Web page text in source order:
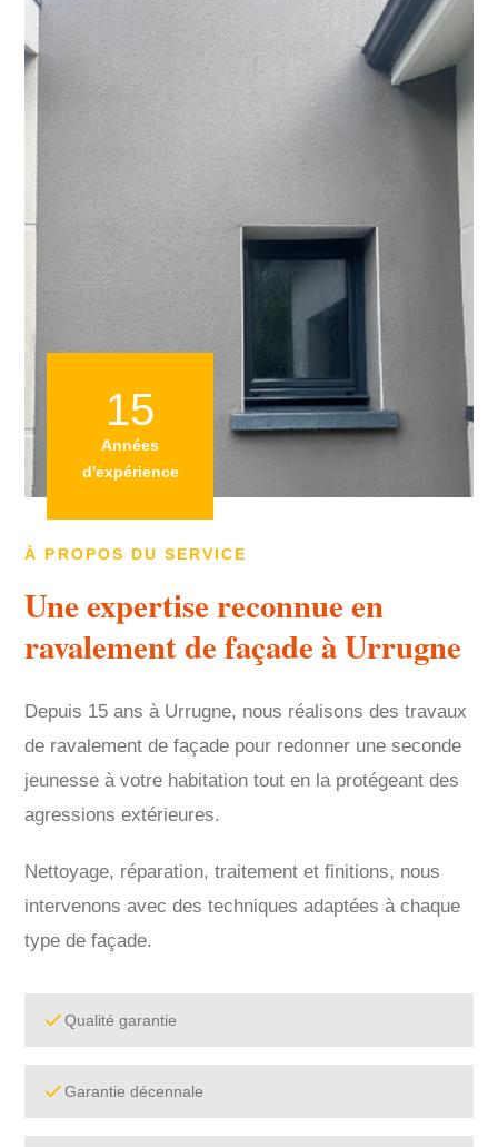
À PROPOS DU SERVICE
Une expertise reconnue en
ravalement de façade à Urrugne
Depuis 15 ans à Urrugne, nous réalisons des travaux
de ravalement de façade pour redonner une seconde
jeunesse à votre habitation tout en la protégeant des
agressions extérieures.
Nettoyage, réparation, traitement et finitions, nous
intervenons avec des techniques adaptées à chaque
type de façade.
Qualité garantie
Garantie décennale
15
Années
d'expérience